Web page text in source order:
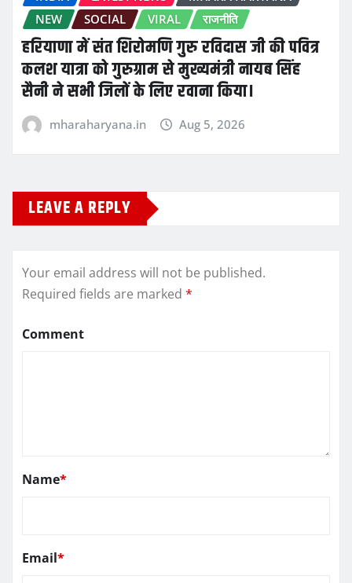
NEW
SOCIAL VIRAL राजनीति
हरियाणा में संत शिरोमणि गुरु रविदास जी की पवित्र
कलश यात्रा को गुरुग्राम से मुख्यमंत्री नायब सिंह
सैनी ने सभी जिलों के लिए रवाना किया।
mharaharyana.in Aug 5, 2026
LEAVE A REPLY
Your email address will not be published.
Required fields are marked *
Comment
Name*
Email*